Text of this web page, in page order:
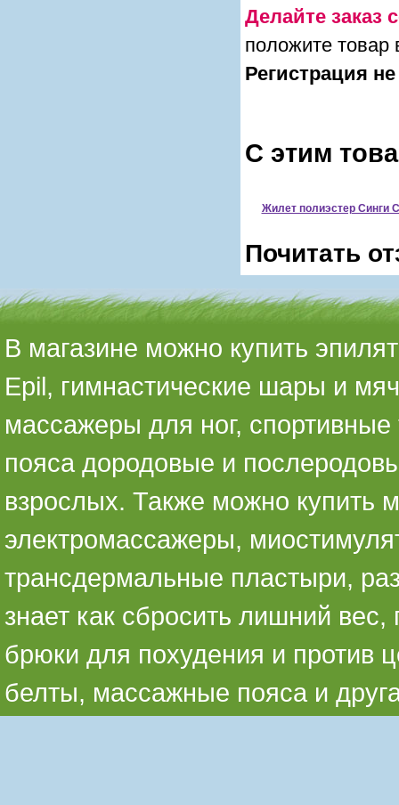
Делайте заказ
положите товар
Регистрация
С этим
Жилет полиэстер Синги
Почитать
В магазине можно купить
Epil, гимнастические шары и
массажеры для ног,
пояса дородовые и
взрослых. Также можно купить
электромассажеры,
трансдермальные пластыри,
знает как сбросить лишний
брюки для похудения и против
белты, массажные пояса и